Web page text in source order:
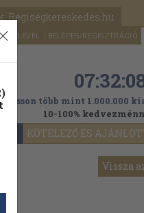
Régiségkereskedés.hu
HÍRLEVÉL BELÉPÉS/REGISZTRÁCIÓ
KÖTELEZŐ ÉS
több mint 1.000.000
10-100%
Vissza